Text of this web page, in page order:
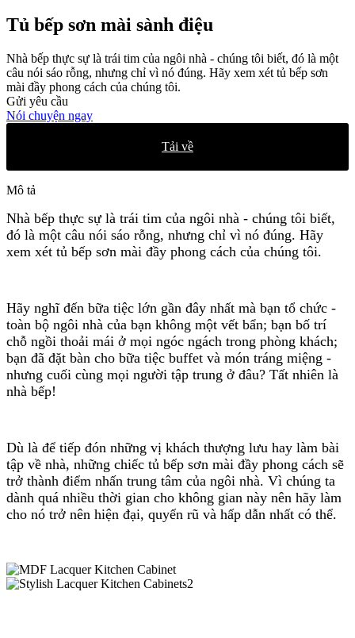
Tủ bếp sơn mài sành điệu
Nhà bếp thực sự là trái tim của ngôi nhà - chúng tôi biết, đó là một
câu nói sáo rỗng, nhưng chỉ vì nó đúng. Hãy xem xét tủ bếp sơn
mài đầy phong cách của chúng tôi.
Gửi yêu cầu
Nói chuyện ngay
Tải về
Mô tả
Nhà bếp thực sự là trái tim của ngôi nhà - chúng tôi biết,
đó là một câu nói sáo rỗng, nhưng chỉ vì nó đúng. Hãy
xem xét tủ bếp sơn mài đầy phong cách của chúng tôi.
Hãy nghĩ đến bữa tiệc lớn gần đây nhất mà bạn tổ chức -
toàn bộ ngôi nhà của bạn không một vết bẩn; bạn bố trí
chỗ ngồi thoải mái ở mọi ngóc ngách trong phòng khách;
bạn đã đặt bàn cho bữa tiệc buffet và món tráng miệng -
nhưng cuối cùng mọi người tập trung ở đâu? Tất nhiên là
nhà bếp!
Dù là để tiếp đón những vị khách thượng lưu hay làm bài
tập về nhà, những chiếc tủ bếp sơn mài đầy phong cách sẽ
trở thành điểm nhấn trung tâm của ngôi nhà. Vì chúng ta
dành quá nhiều thời gian cho không gian này nên hãy làm
cho nó trở nên hiện đại, quyến rũ và hấp dẫn nhất có thể.